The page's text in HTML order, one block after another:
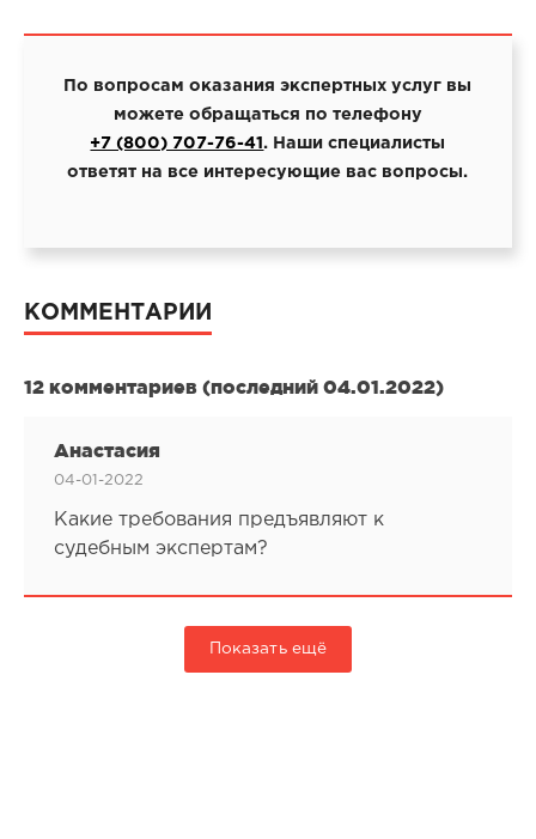
По вопросам оказания экспертных услуг вы
можете обращаться по телефону
+7 (800) 707-76-41 . Наши специалисты
ответят на все интересующие вас вопросы.
КОММЕНТАРИИ
12 комментариев (последний 04.01.2022)
Анастасия
04-01-2022
Какие требования предъявляют к
судебным экспертам?
Показать ещё